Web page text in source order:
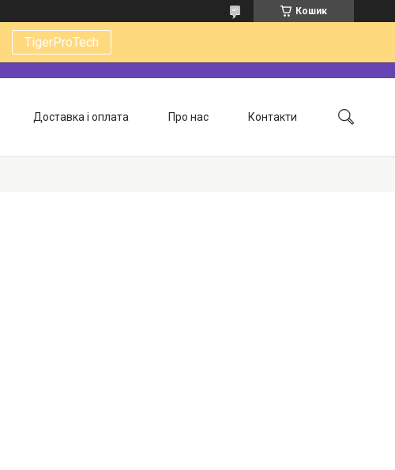
Кошик
TigerProTech
Доставка і оплата Про нас Контакти